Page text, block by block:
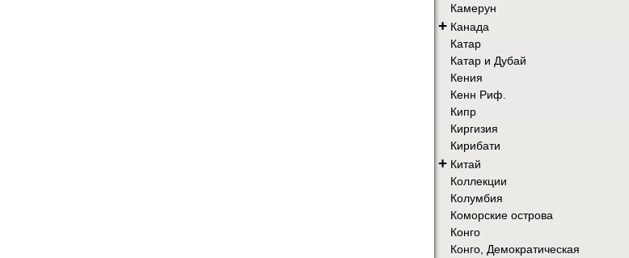
Камерун
+ Канада
Катар
Катар и Дубай
Кения
Кенн Риф.
Кипр
Киргизия
Кирибати
+ Китай
Коллекции
Колумбия
Коморские острова
Конго
Конго, Демократическая